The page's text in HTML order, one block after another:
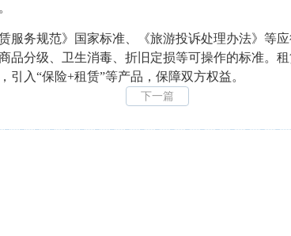
务规范》国家标准、《旅游投诉处理办法》等应
品分级、卫生消毒、折旧定损等可操作的标准。
引入“保险+租赁”等产品，保障双方权益。
下一篇